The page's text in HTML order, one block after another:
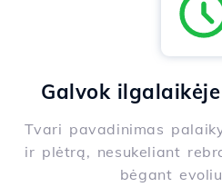
Galvok
Tvari pavadinimas
ir plėtrą, nesukeliant
bėgant